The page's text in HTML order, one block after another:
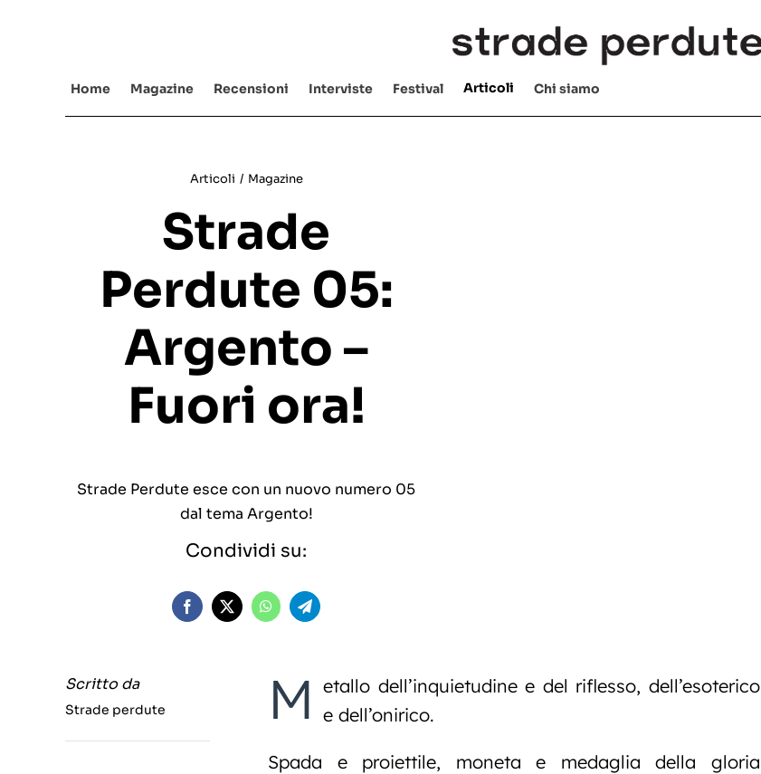
Home Magazine Recensioni Interviste Festival Articoli Chi siamo
Articoli / Magazine
Strade
Perdute 05:
Argento –
Fuori ora!
Strade Perdute esce con un nuovo numero 05
dal tema Argento!
Condividi su:
Scritto da
Strade perdute M etallo dell’inquietudine e del riflesso, dell’esoterico
e dell’onirico.
Spada e proiettile, moneta e medaglia della gloria